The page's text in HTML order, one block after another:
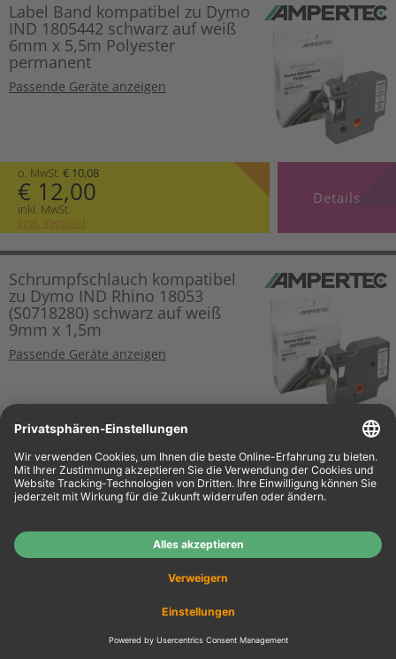
Label Band kompatibel zu Dymo
IND 1805442 schwarz auf weiß
6mm x 5,5m Polyester
permanent
Passende Geräte anzeigen
o. MwSt. € 10,08
€ 12,00
inkl. MwSt.
zzgl. Versand
Details
Schrumpfschlauch kompatibel
zu Dymo IND Rhino 18053
(S0718280) schwarz auf weiß
9mm x 1,5m
Passende Geräte anzeigen
o. MwSt.
€ 20,99
inkl. MwSt.
zzgl. Versand
Details
Dymo Label Band IND 18483
(S0718210) schwarz auf weiß
12mm x 5,5m Polyester
Passende Geräte anzeigen